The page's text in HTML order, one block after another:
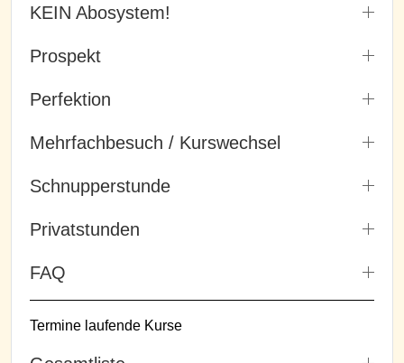
KEIN Abosystem!
Prospekt
Perfektion
Mehrfachbesuch / Kurswechsel
Schnupperstunde
Privatstunden
FAQ
Termine laufende Kurse